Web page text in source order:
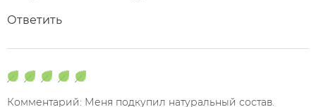
Ответить
Комментарий: Меня подкупил натуральный состав.